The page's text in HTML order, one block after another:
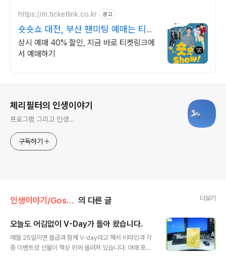
https://m.ticketlink.co.kr 광고
숏숏쇼 대전, 부산 팬미팅 예매는 티켓
링크!
상시 예매 40% 할인, 지금 바로 티켓링크에
서 예매하기
체리필터의 인생이야기
프로그램 그리고 인생...
구독하기
인생이야기/Gossip 의 다른 글 더보기
오늘도 어김없이 V-Day가 돌아 왔습니다.
매월 25일이면 월급과 함께 V-day라고 해서 비타민과 각
종 이벤트성 선물이 책상 위에 올려져 있습니다. 아래 포스